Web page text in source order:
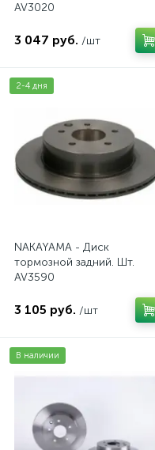
AV3020
3 047 руб. /шт
2-4 дня
NAKAYAMA - Диск
тормозной задний. Шт.
AV3590
3 105 руб. /шт
В наличии